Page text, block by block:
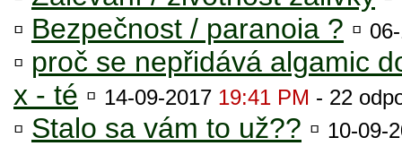
▫ Bezpečnost / paranoia ? ▫
▫ proč se nepřidává algamic
x - té ▫ 14-09-2017 19:41 PM - 22
▫ Stalo sa vám to už?? ▫ 10-09-